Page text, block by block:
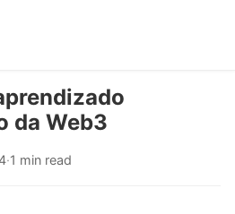
da Web3
·1 min read